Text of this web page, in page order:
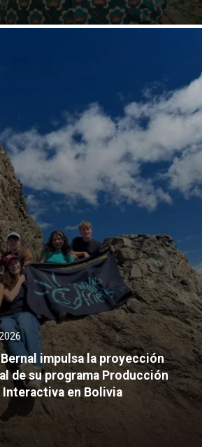
impulsa la proyección
de su programa Producción
en Bolivia